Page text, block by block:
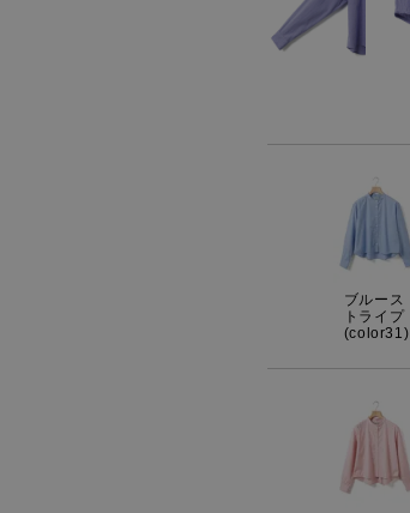
ブルース
トライプ
(color31)